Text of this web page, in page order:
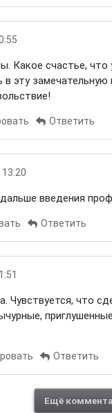
Какое счастье, что
в эту замечательную
Ответить
введения
Ответить
Чувствуется, что
Ответить
Ещё